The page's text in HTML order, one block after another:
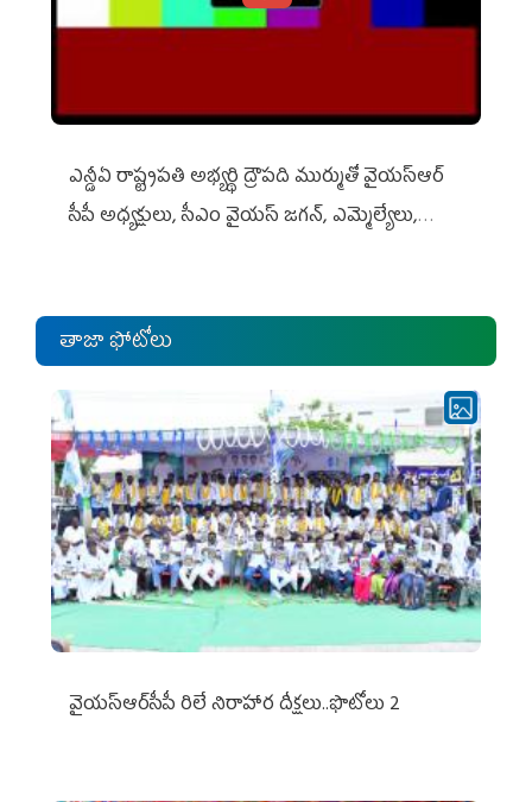
ఎన్డీఏ రాష్ట్ర‌ప‌తి అభ్య‌ర్థి ద్రౌప‌ది ముర్ముతో వైయ‌స్ఆర్
సీపీ అధ్య‌క్షులు, సీఎం వైయ‌స్ జ‌గ‌న్, ఎమ్మెల్యేలు,
తాజా ఫోటోలు
వైయ‌స్ఆర్‌సీపీ రిలే నిరాహార దీక్షలు..ఫొటోలు 2